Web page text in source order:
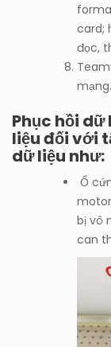
card;
đọc,
Phục hồi
liệu đối với
dữ liệu như:
Ổ
bị vô
can